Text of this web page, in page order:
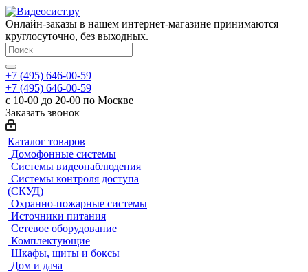
Онлайн-заказы в нашем интернет-магазине принимаются
круглосуточно, без выходных.
+7 (495) 646-00-59
+7 (495) 646-00-59
с 10-00 до 20-00 по Москве
Заказать звонок
Каталог товаров
Домофонные системы
Системы видеонаблюдения
Системы контроля доступа
(СКУД)
Охранно-пожарные системы
Источники питания
Сетевое оборудование
Комплектующие
Шкафы, щиты и боксы
Дом и дача